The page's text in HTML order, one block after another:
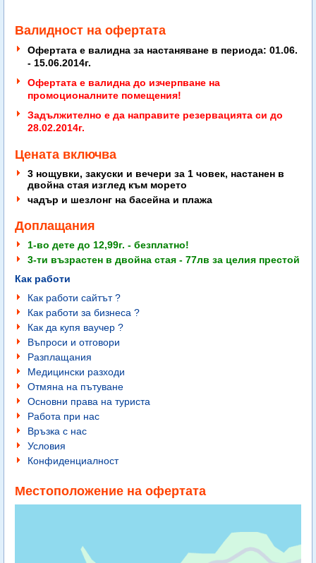
Валидност на офертата
Офертата е валидна за настаняване в периода: 01.06.
- 15.06.2014г.
Офертата е валидна до изчерпване на
промоционалните помещения!
Задължително е да направите резервацията си до
28.02.2014г.
Цената включва
3 нощувки, закуски и вечери за 1 човек, настанен в
двойна стая изглед към морето
чадър и шезлонг на басейна и плажа
Доплащания
1-во дете до 12,99г. - безплатно!
3-ти възрастен в двойна стая - 77лв за целия престой
Как работи
Как работи сайтът ?
Как работи за бизнеса ?
Как да купя ваучер ?
Въпроси и отговори
Разплащания
Медицински разходи
Отмяна на пътуване
Основни права на туриста
Работа при нас
Връзка с нас
Условия
Конфиденциалност
Местоположение на офертата